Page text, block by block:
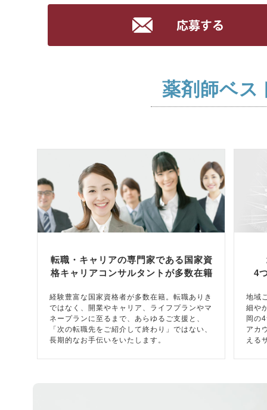
薬剤師ベス
転職・キャリアの専門家である国家資
格キャリアコンサルタントが多数在籍
経験豊富な国家資格者が多数在籍。転職ありき
ではなく、開業やキャリア、ライフプランやマ
ネープランに至るまで、あらゆるご支援と、
「次の転職先をご紹介して終わり」ではない、
長期的なお手伝いをいたします。
4
地域
細や
岡の
アカ
える